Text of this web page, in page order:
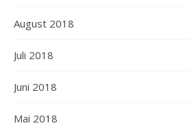
August 2018
Juli 2018
Juni 2018
Mai 2018